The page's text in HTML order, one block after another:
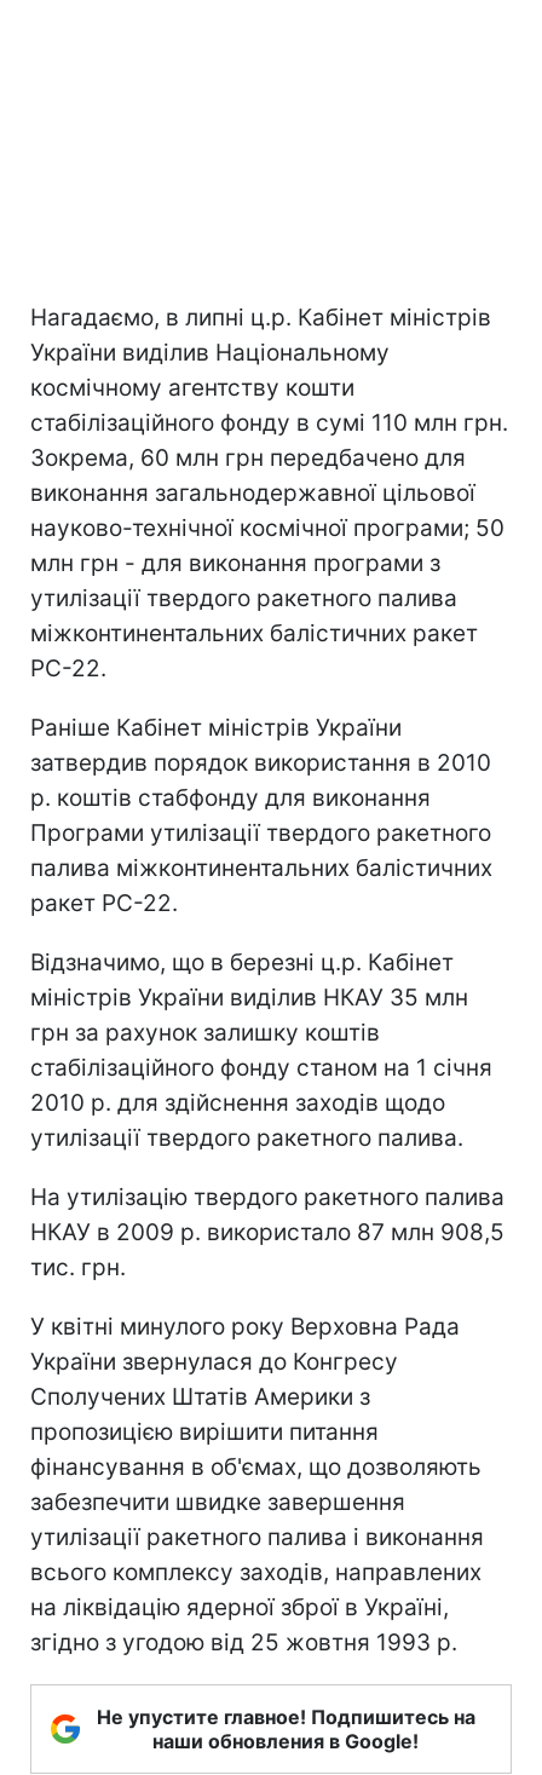
Нагадаємо, в липні ц.р. Кабінет міністрів
України виділив Національному
космічному агентству кошти
стабілізаційного фонду в сумі 110 млн грн.
Зокрема, 60 млн грн передбачено для
виконання загальнодержавної цільової
науково-технічної космічної програми; 50
млн грн - для виконання програми з
утилізації твердого ракетного палива
міжконтинентальних балістичних ракет
РС-22.
Раніше Кабінет міністрів України
затвердив порядок використання в 2010
р. коштів стабфонду для виконання
Програми утилізації твердого ракетного
палива міжконтинентальних балістичних
ракет РС-22.
Відзначимо, що в березні ц.р. Кабінет
міністрів України виділив НКАУ 35 млн
грн за рахунок залишку коштів
стабілізаційного фонду станом на 1 січня
2010 р. для здійснення заходів щодо
утилізації твердого ракетного палива.
На утилізацію твердого ракетного палива
НКАУ в 2009 р. використало 87 млн 908,5
тис. грн.
У квітні минулого року Верховна Рада
України звернулася до Конгресу
Сполучених Штатів Америки з
пропозицією вирішити питання
фінансування в об'ємах, що дозволяють
забезпечити швидке завершення
утилізації ракетного палива і виконання
всього комплексу заходів, направлених
на ліквідацію ядерної зброї в Україні,
згідно з угодою від 25 жовтня 1993 р.
Не упустите главное! Подпишитесь на
наши обновления в Google!